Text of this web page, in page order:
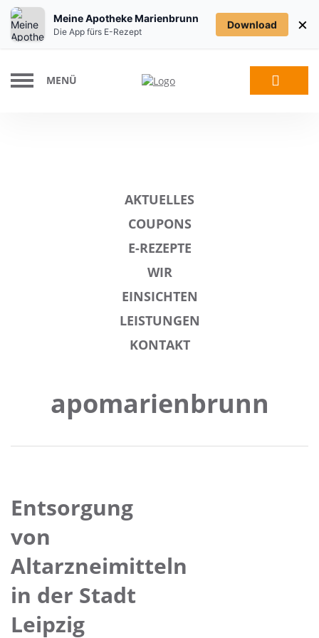
MENÜ
AKTUELLES
COUPONS
E-REZEPTE
WIR
EINSICHTEN
LEISTUNGEN
KONTAKT
apomarienbrunn
Entsorgung
von
Altarzneimitteln
in der Stadt
Leipzig
Meine Apotheke Marienbrunn
Die App fürs E-Rezept
Download ×